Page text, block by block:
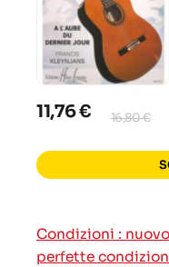
11,76 € 16,80 €
Condizioni :
perfette